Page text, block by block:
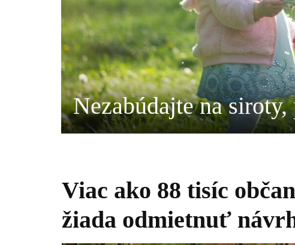
Nezabúdajte na
Viac ako 88 tisíc
žiada odmietnuť